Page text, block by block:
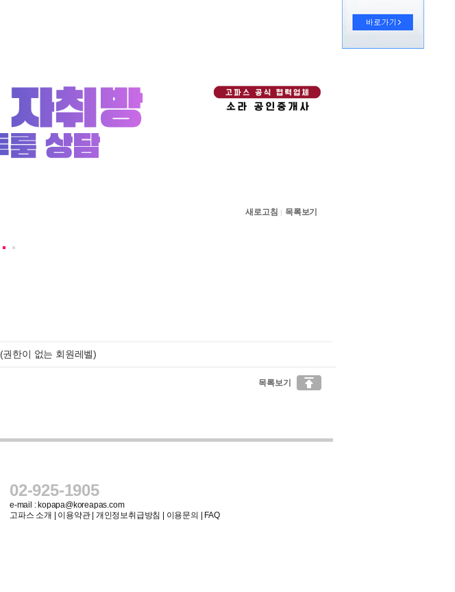
새로고침 | 목록보기
(권한이 없는 회원레벨)
목록보기 
02-925-1905
e-mail : kopapa@koreapas.com
고파스 소개
이용약관| 개인정보취급방침 이용문의 FAQ